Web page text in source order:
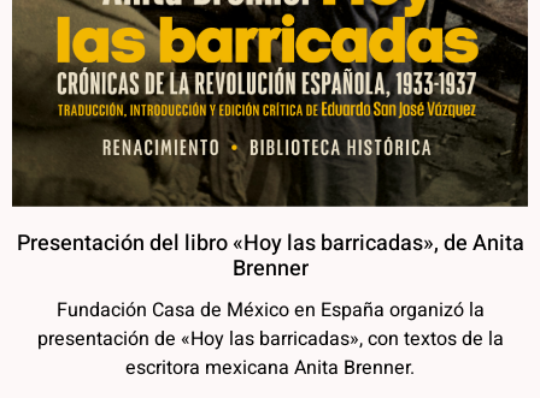
Presentación del libro «Hoy las barricadas», de Anita
Brenner
Fundación Casa de México en España organizó la
presentación de «Hoy las barricadas», con textos de la
escritora mexicana Anita Brenner.